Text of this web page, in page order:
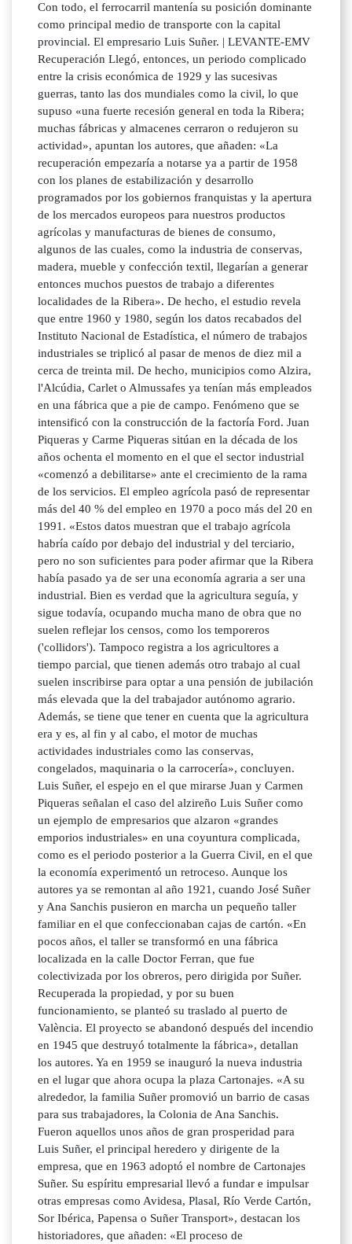
Con todo, el ferrocarril mantenía su posición dominante
como principal medio de transporte con la capital
provincial. El empresario Luis Suñer. | LEVANTE-EMV
Recuperación Llegó, entonces, un periodo complicado
entre la crisis económica de 1929 y las sucesivas
guerras, tanto las dos mundiales como la civil, lo que
supuso «una fuerte recesión general en toda la Ribera;
muchas fábricas y almacenes cerraron o redujeron su
actividad», apuntan los autores, que añaden: «La
recuperación empezaría a notarse ya a partir de 1958
con los planes de estabilización y desarrollo
programados por los gobiernos franquistas y la apertura
de los mercados europeos para nuestros productos
agrícolas y manufacturas de bienes de consumo,
algunos de las cuales, como la industria de conservas,
madera, mueble y confección textil, llegarían a generar
entonces muchos puestos de trabajo a diferentes
localidades de la Ribera». De hecho, el estudio revela
que entre 1960 y 1980, según los datos recabados del
Instituto Nacional de Estadística, el número de trabajos
industriales se triplicó al pasar de menos de diez mil a
cerca de treinta mil. De hecho, municipios como Alzira,
l'Alcúdia, Carlet o Almussafes ya tenían más empleados
en una fábrica que a pie de campo. Fenómeno que se
intensificó con la construcción de la factoría Ford. Juan
Piqueras y Carme Piqueras sitúan en la década de los
años ochenta el momento en el que el sector industrial
«comenzó a debilitarse» ante el crecimiento de la rama
de los servicios. El empleo agrícola pasó de representar
más del 40 % del empleo en 1970 a poco más del 20 en
1991. «Estos datos muestran que el trabajo agrícola
habría caído por debajo del industrial y del terciario,
pero no son suficientes para poder afirmar que la Ribera
había pasado ya de ser una economía agraria a ser una
industrial. Bien es verdad que la agricultura seguía, y
sigue todavía, ocupando mucha mano de obra que no
suelen reflejar los censos, como los temporeros
('collidors'). Tampoco registra a los agricultores a
tiempo parcial, que tienen además otro trabajo al cual
suelen inscribirse para optar a una pensión de jubilación
más elevada que la del trabajador autónomo agrario.
Además, se tiene que tener en cuenta que la agricultura
era y es, al fin y al cabo, el motor de muchas
actividades industriales como las conservas,
congelados, maquinaria o la carrocería», concluyen.
Luis Suñer, el espejo en el que mirarse Juan y Carmen
Piqueras señalan el caso del alzireño Luis Suñer como
un ejemplo de empresarios que alzaron «grandes
emporios industriales» en una coyuntura complicada,
como es el periodo posterior a la Guerra Civil, en el que
la economía experimentó un retroceso. Aunque los
autores ya se remontan al año 1921, cuando José Suñer
y Ana Sanchis pusieron en marcha un pequeño taller
familiar en el que confeccionaban cajas de cartón. «En
pocos años, el taller se transformó en una fábrica
localizada en la calle Doctor Ferran, que fue
colectivizada por los obreros, pero dirigida por Suñer.
Recuperada la propiedad, y por su buen
funcionamiento, se planteó su traslado al puerto de
València. El proyecto se abandonó después del incendio
en 1945 que destruyó totalmente la fábrica», detallan
los autores. Ya en 1959 se inauguró la nueva industria
en el lugar que ahora ocupa la plaza Cartonajes. «A su
alrededor, la familia Suñer promovió un barrio de casas
para sus trabajadores, la Colonia de Ana Sanchis.
Fueron aquellos unos años de gran prosperidad para
Luis Suñer, el principal heredero y dirigente de la
empresa, que en 1963 adoptó el nombre de Cartonajes
Suñer. Su espíritu empresarial llevó a fundar e impulsar
otras empresas como Avidesa, Plasal, Río Verde Cartón,
Sor Ibérica, Papensa o Suñer Transport», destacan los
historiadores, que añaden: «El proceso de